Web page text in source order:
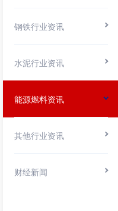
钢铁行业资讯
水泥行业资讯
能源燃料资讯
其他行业资讯
财经新闻